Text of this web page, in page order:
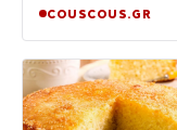
COUSCOUS.GR